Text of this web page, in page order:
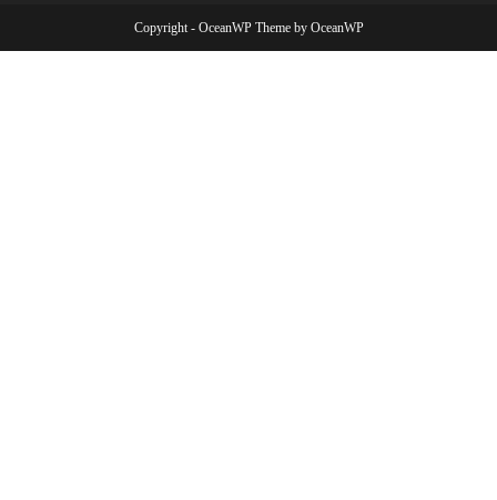
Copyright - OceanWP Theme by OceanWP